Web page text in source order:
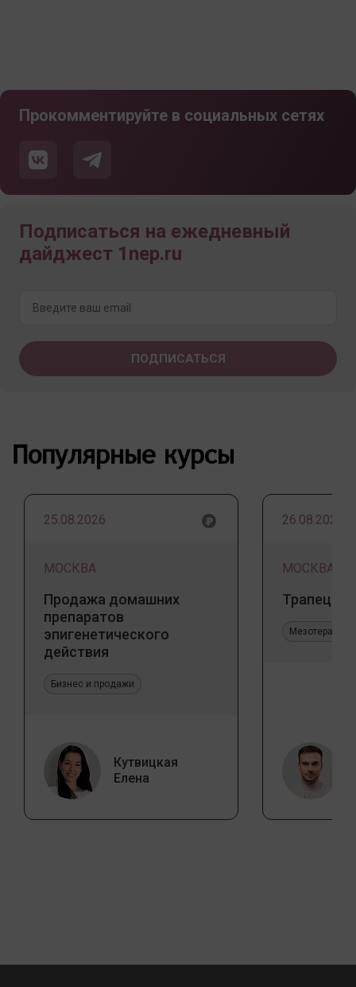
Прокомментируйте в социальных сетях
Подписаться на ежедневный
дайджест 1nep.ru
Популярные курсы
25.08.2026
МОСКВА
Продажа домашних
препаратов
эпигенетического
действия
Бизнес и продажи
Кутвицкая
Елена
26.08.2026
МОСКВА
Трапеция
Мезотерапия